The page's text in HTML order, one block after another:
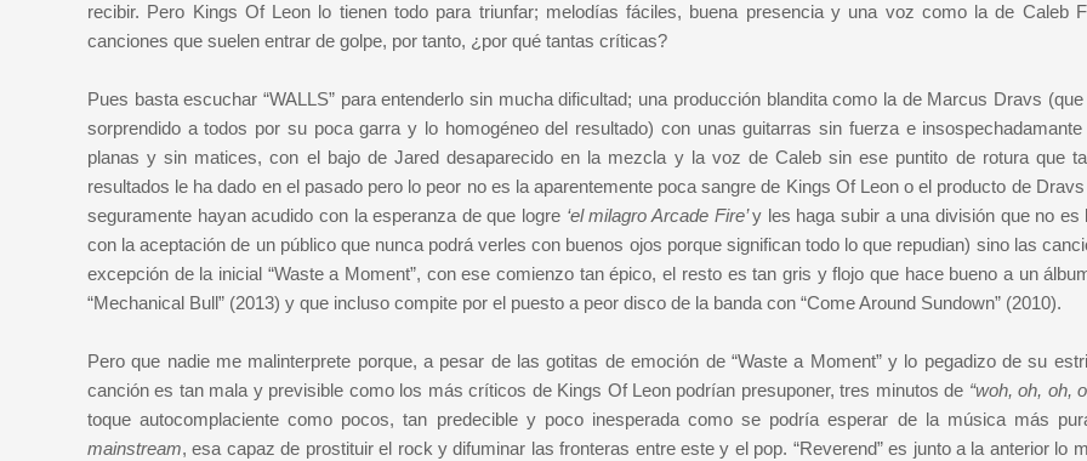
recibir. Pero Kings Of Leon lo tienen todo para triunfar; melodías fáciles, buena presencia y una voz como la de Caleb
canciones que suelen entrar de golpe, por tanto, ¿por qué tantas críticas?
Pues basta escuchar “WALLS” para entenderlo sin mucha dificultad; una producción blandita como la de Marcus Dravs
sorprendido a todos por su poca garra y lo homogéneo del resultado) con unas guitarras sin fuerza e
planas y sin matices, con el bajo de Jared desaparecido en la mezcla y la voz de Caleb sin ese puntito de rotura que
resultados le ha dado en el pasado pero lo peor no es la aparentemente poca sangre de Kings Of Leon o el producto de
seguramente hayan acudido con la esperanza de que logre ‘el milagro Arcade Fire’y les haga subir a una división que no es
con la aceptación de un público que nunca podrá verles con buenos ojos porque significan todo lo que repudian) sino las
excepción de la inicial “Waste a Moment”, con ese comienzo tan épico, el resto es tan gris y flojo que hace bueno a un
“Mechanical Bull” (2013) y que incluso compite por el puesto a peor disco de la banda con “Come Around Sundown” (2010).
Pero que nadie me malinterprete porque, a pesar de las gotitas de emoción de “Waste a Moment” y lo pegadizo de su
canción es tan mala y previsible como los más críticos de Kings Of Leon podrían presuponer, tres minutos de “woh, oh, oh,
toque autocomplaciente como pocos, tan predecible y poco inesperada como se podría esperar de la música más
mainstream, esa capaz de prostituir el rock y difuminar las fronteras entre este y el pop. “Reverend” es junto a la anterior lo